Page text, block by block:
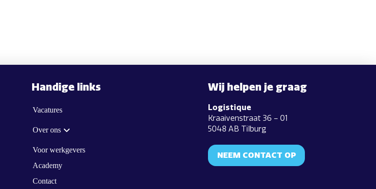
Handige links
Vacatures
Over ons
Voor werkgevers
Academy
Contact
Wij helpen je graag
Logistique
Kraaivenstraat 36 – 01
5048 AB Tilburg
NEEM CONTACT OP